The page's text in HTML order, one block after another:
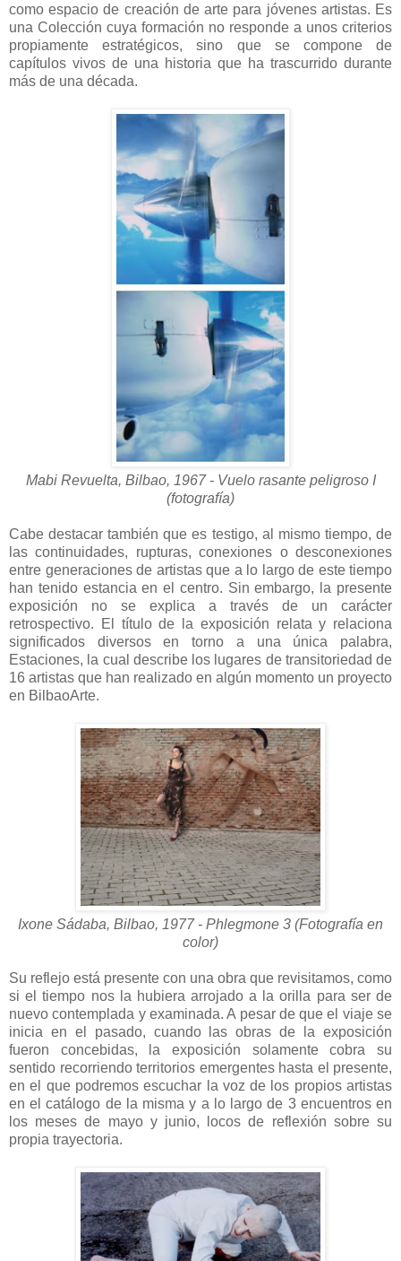
como espacio de creación de arte para jóvenes artistas. Es
una Colección cuya formación no responde a unos criterios
propiamente estratégicos, sino que se compone de
capítulos vivos de una historia que ha trascurrido durante
más de una década.
Mabi Revuelta, Bilbao, 1967 - Vuelo rasante peligroso I
(fotografía)
Cabe destacar también que es testigo, al mismo tiempo, de
las continuidades, rupturas, conexiones o desconexiones
entre generaciones de artistas que a lo largo de este tiempo
han tenido estancia en el centro. Sin embargo, la presente
exposición no se explica a través de un carácter
retrospectivo. El título de la exposición relata y relaciona
significados diversos en torno a una única palabra,
Estaciones, la cual describe los lugares de transitoriedad de
16 artistas que han realizado en algún momento un proyecto
en BilbaoArte.
Ixone Sádaba, Bilbao, 1977 - Phlegmone 3 (Fotografía en
color)
Su reflejo está presente con una obra que revisitamos, como
si el tiempo nos la hubiera arrojado a la orilla para ser de
nuevo contemplada y examinada. A pesar de que el viaje se
inicia en el pasado, cuando las obras de la exposición
fueron concebidas, la exposición solamente cobra su
sentido recorriendo territorios emergentes hasta el presente,
en el que podremos escuchar la voz de los propios artistas
en el catálogo de la misma y a lo largo de 3 encuentros en
los meses de mayo y junio, locos de reflexión sobre su
propia trayectoria.